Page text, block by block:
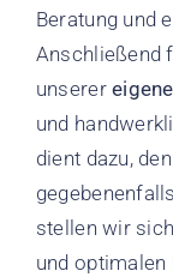
Beratung und
Anschließend
unserer
und
dient dazu,
gegebenenfalls
stellen wir
und